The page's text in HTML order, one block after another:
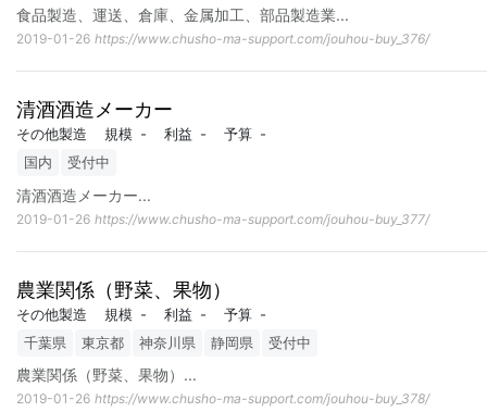
食品製造、運送、倉庫、金属加工、部品製造業...
2019-01-26 https://www.chusho-ma-support.com/jouhou-buy_376/
清酒酒造メーカー
その他製造 規模 - 利益 - 予算 -
国内
受付中
清酒酒造メーカー...
2019-01-26 https://www.chusho-ma-support.com/jouhou-buy_377/
農業関係（野菜、果物）
その他製造 規模 - 利益 - 予算 -
千葉県
東京都 神奈川県 静岡県 受付中
農業関係（野菜、果物） ...
2019-01-26 https://www.chusho-ma-support.com/jouhou-buy_378/